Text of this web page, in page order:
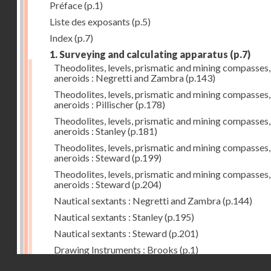
Préface(p.1)
Liste des exposants (p.5)
Index(p.7)
1. Surveying and calculating apparatus (p.7)
Theodolites, levels, prismatic and mining compasses,
aneroids : Negretti and Zambra(p.143)
Theodolites, levels, prismatic and mining compasses,
aneroids : Pillischer(p.178)
Theodolites, levels, prismatic and mining compasses,
aneroids : Stanley(p.181)
Theodolites, levels, prismatic and mining compasses,
aneroids : Steward(p.199)
Theodolites, levels, prismatic and mining compasses,
aneroids : Steward(p.204)
Nautical sextants : Negretti and Zambra(p.144)
Nautical sextants : Stanley(p.195)
Nautical sextants : Steward(p.201)
Drawing Instruments : Brooks (p.1)